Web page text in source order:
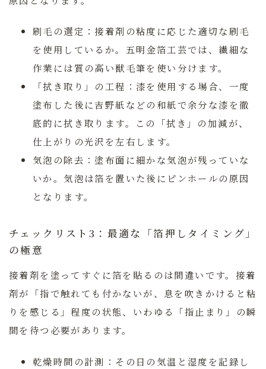
刷毛の選定：接着剤の粘度に応じた適切な刷毛
を使用しているか。五明金箔工芸では、繊細な
作業には質の高い獣毛筆を使い分けます。
「拭き取り」の工程： 漆を使用する場合、一度
塗布した後に吉野紙などの和紙で余分な漆を徹
底的に拭き取ります。この「拭き」の加減が、
仕上がりの光沢を左右します。
気泡の除去：塗布面に細かな気泡が残っていな
いか。気泡は箔を置いた後にピンホールの原因
となります。
チェックリスト3：最適な「箔押しタイミング」
の極意
接着剤を塗ってすぐに箔を貼るのは間違いです。接着
剤が「指で触れても付かないが、息を吹きかけると粘
りを感じる」程度の状態、いわゆる「指止まり」の瞬
間を待つ必要があります。
乾燥時間の計測： その日の気温と湿度を記録し